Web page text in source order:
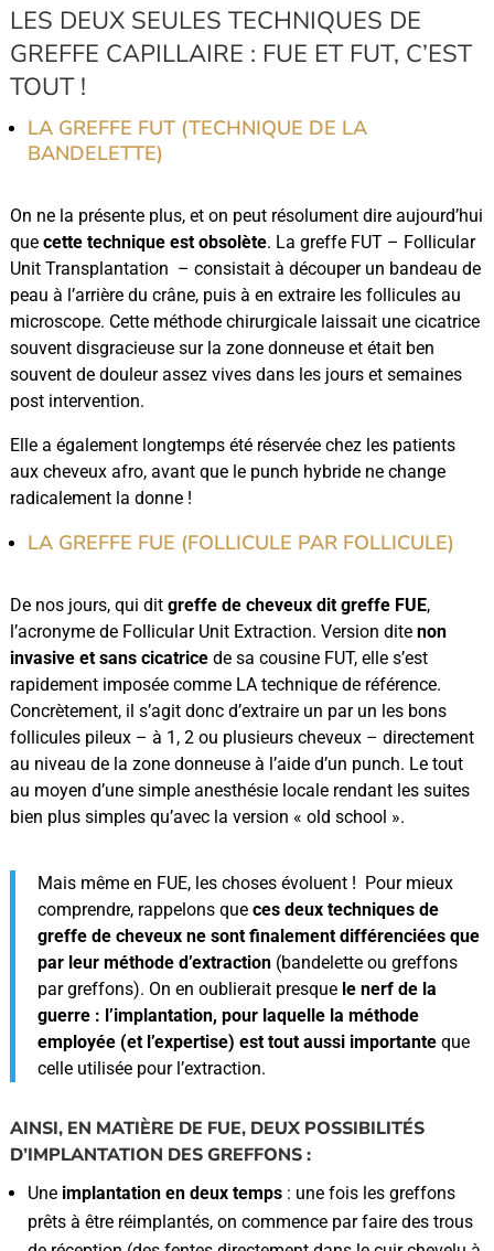
LES DEUX SEULES TECHNIQUES DE
GREFFE CAPILLAIRE : FUE ET FUT, C’EST
TOUT !
LA GREFFE FUT (TECHNIQUE DE LA
BANDELETTE)
On ne la présente plus, et on peut résolument dire aujourd’hui
que cette technique est obsolète. La greffe FUT – Follicular
Unit Transplantation – consistait à découper un bandeau de
peau à l’arrière du crâne, puis à en extraire les follicules au
microscope. Cette méthode chirurgicale laissait une cicatrice
souvent disgracieuse sur la zone donneuse et était ben
souvent de douleur assez vives dans les jours et semaines
post intervention.
Elle a également longtemps été réservée chez les patients
aux cheveux afro, avant que le punch hybride ne change
radicalement la donne !
LA GREFFE FUE (FOLLICULE PAR FOLLICULE)
De nos jours, qui dit greffe de cheveux dit greffe FUE,
l’acronyme de Follicular Unit Extraction. Version dite non
invasive et sans cicatricede sa cousine FUT, elle s’est
rapidement imposée comme LA technique de référence.
Concrètement, il s’agit donc d’extraire un par un les bons
follicules pileux – à 1, 2 ou plusieurs cheveux – directement
au niveau de la zone donneuse à l’aide d’un punch. Le tout
au moyen d’une simple anesthésie locale rendant les suites
bien plus simples qu’avec la version « old school ».
Mais même en FUE, les choses évoluent ! Pour mieux
comprendre, rappelons que ces deux techniques de
greffe de cheveux ne sont finalement différenciées que
par leur méthode d’extraction(bandelette ou greffons
par greffons). On en oublierait presque le nerf de la
guerre : l’implantation, pour laquelle la méthode
employée (et l’expertise) est tout aussi importanteque
celle utilisée pour l’extraction.
AINSI, EN MATIÈRE DE FUE, DEUX POSSIBILITÉS
D’IMPLANTATION DES GREFFONS :
Une implantation en deux temps: une fois les greffons
prêts à être réimplantés, on commence par faire des trous